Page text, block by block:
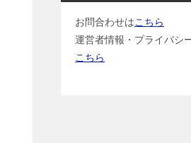
お問合わせはこちら
運営者情報・プライバシ
こちら